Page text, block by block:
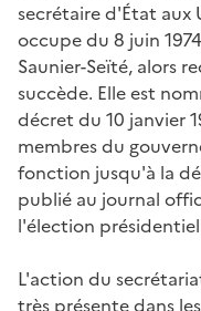
secrétaire d'État aux
occupe du 8 juin
Saunier-Seïté, alors
succède. Elle est
décret du 10 janvier
membres du
fonction jusqu'à la
publié au journal
l'élection
L'action du
très présente dans